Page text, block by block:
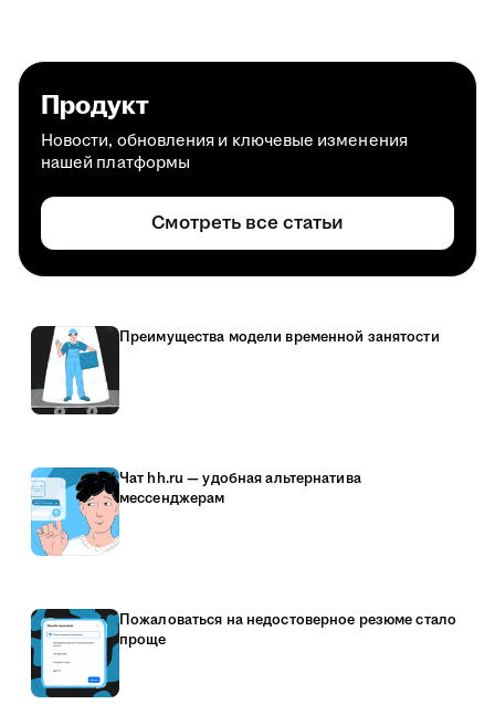
Продукт
Новости, обновления и ключевые изменения
нашей платформы
Смотреть все статьи
Преимущества модели временной занятости
Чат hh.ru — удобная альтернатива
мессенджерам
Пожаловаться на недостоверное резюме стало
проще